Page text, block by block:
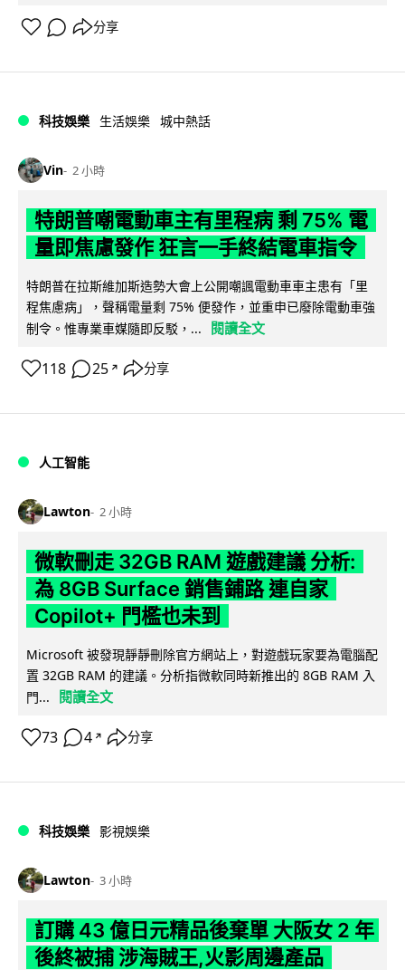
分享
科技娛樂 生活娛樂 城中熱話
Vin 2 小時
特朗普嘲電動車主有里程病 剩 75% 電
量即焦慮發作 狂言一手終結電車指令
特朗普在拉斯維加斯造勢大會上公開嘲諷電動車車主患有「里
程焦慮病」，聲稱電量剩 75% 便發作，並重申已廢除電動車強
制令。惟專業車媒隨即反駁，...
閱讀全文
118 25 ↗ 分享
人工智能
Lawton 2 小時
微軟刪走 32GB RAM 遊戲建議 分析:
為 8GB Surface 銷售鋪路 連自家
Copilot+ 門檻也未到
Microsoft 被發現靜靜刪除官方網站上，對遊戲玩家要為電腦配
置 32GB RAM 的建議。分析指微軟同時新推出的 8GB RAM 入
門...
閱讀全文
73 4 ↗ 分享
科技娛樂 影視娛樂
Lawton 3 小時
訂購 43 億日元精品後棄單 大阪女 2 年
後終被捕 涉海賊王,火影周邊產品